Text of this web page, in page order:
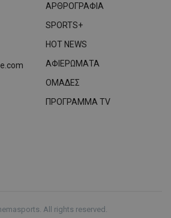
ΑΡΘΡΟΓΡΑΦΙΑ
SPORTS+
HOT NEWS
ΑΦΙΕΡΩΜΑΤΑ
ΟΜΑΔΕΣ
ΠΡΟΓΡΑΜΜΑ TV
All rights reserved.